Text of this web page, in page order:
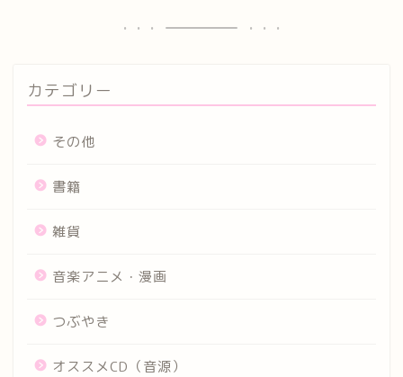
カテゴリー
その他
書籍
雑貨
音楽アニメ・漫画
つぶやき
オススメCD（音源）